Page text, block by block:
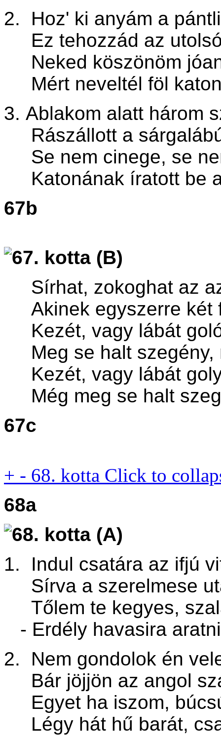
2. Hoz' ki anyám a
Ez tehozzád az
Neked köszönöm
Mért neveltél föl
3. Ablakom alatt három
Rászállott a
Se nem cinege, se
Katonának íratott be
67b
Sírhat, zokoghat az
Akinek egyszerre két
Kezét, vagy lábát
Meg se halt szegény,
Kezét, vagy lábát
Még meg se halt
67c
+ - 68. kotta Click to
68a
1. Indul csatára az ifjú
Sírva a szerelmese
Tőlem te kegyes,
- Erdély havasira
2. Nem gondolok én
Bár jöjjön az angol
Egyet ha iszom,
Légy hát hű barát,